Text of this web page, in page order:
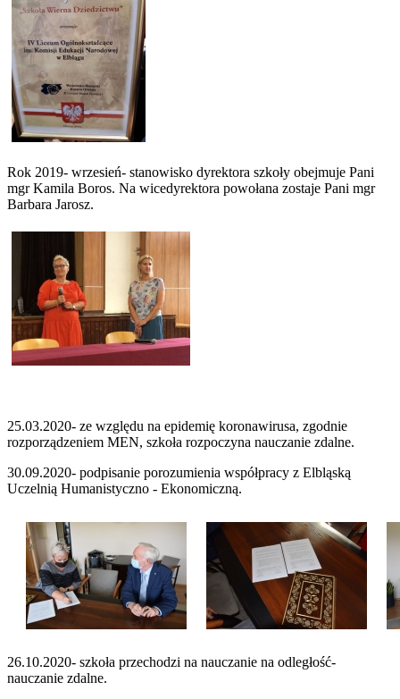
Rok 2019- wrzesień- stanowisko dyrektora szkoły obejmuje Pani
mgr Kamila Boros. Na wicedyrektora powołana zostaje Pani mgr
Barbara Jarosz.
25.03.2020- ze względu na epidemię koronawirusa, zgodnie
rozporządzeniem MEN, szkoła rozpoczyna nauczanie zdalne.
30.09.2020- podpisanie porozumienia współpracy z Elbląską
Uczelnią Humanistyczno - Ekonomiczną.
26.10.2020- szkoła przechodzi na nauczanie na odległość-
nauczanie zdalne.